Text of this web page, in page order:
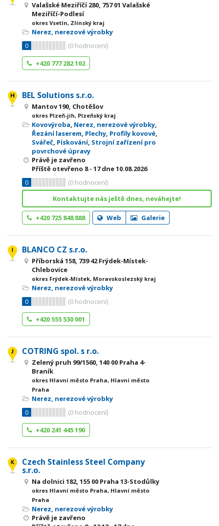
Valašské Meziříčí 280, 757 01 Valašské
Meziříčí-Podlesí
okres Vsetín, Zlínský kraj
Nerez, nerezové výrobky
0
(0 hodnocení)
+420 777 282 102
BEL Solutions s.r.o.
Mantov 190, Chotěšov
okres Plzeň-jih, Plzeňský kraj
Kovovýroba, Nerez, nerezové výrobky,
Řezání laserem, Plechy, Profily kovové,
Svářeč, Pískování, Strojní zařízení pro
povrchové úpravy
Právě je zavřeno
Příště otevřeno 8 - 17dne 10.08.2026
0
(0 hodnocení)
Kontaktujte nás ještě dnes, neváhejte!
+420 725 848 888 Web Galerie
BLANCO CZ s.r.o.
Příborská 158, 739 42 Frýdek-Místek-
Chlebovice
okres Frýdek-Místek, Moravskoslezský kraj
Nerez, nerezové výrobky
0
(0 hodnocení)
+420 555 530 001
COTRING spol. s r.o.
Zelený pruh 99/1560, 140 00 Praha 4-
Braník
okres Hlavní město Praha, Hlavní město
Praha
Nerez, nerezové výrobky
0
(0 hodnocení)
+420 241 445 190
Czech Stainless Steel Company
s.r.o.
Na dolnici 182, 155 00 Praha 13-Stodůlky
okres Hlavní město Praha, Hlavní město
Praha
Nerez, nerezové výrobky
Právě je zavřeno